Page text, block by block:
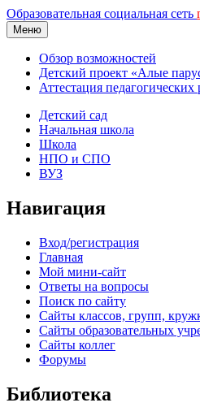
Образовательная социальная сеть
Меню
Обзор возможностей
Детский проект «Алые
Аттестация педагогических
Детский сад
Начальная школа
Школа
НПО и СПО
ВУЗ
Навигация
Вход/регистрация
Главная
Мой мини-сайт
Ответы на вопросы
Поиск по сайту
Сайты классов, групп,
Сайты образовательных
Сайты коллег
Форумы
Библиотека